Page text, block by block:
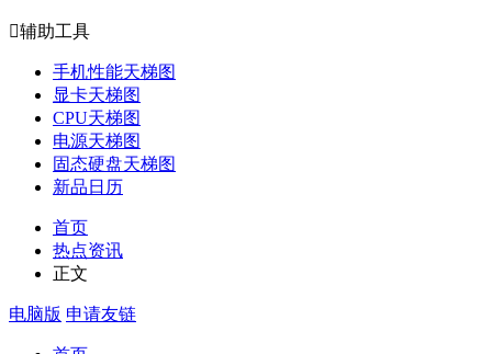
辅助工具
手机性能天梯图
显卡天梯图
CPU天梯图
电源天梯图
固态硬盘天梯图
新品日历
首页
热点资讯
正文
电脑版 申请友链